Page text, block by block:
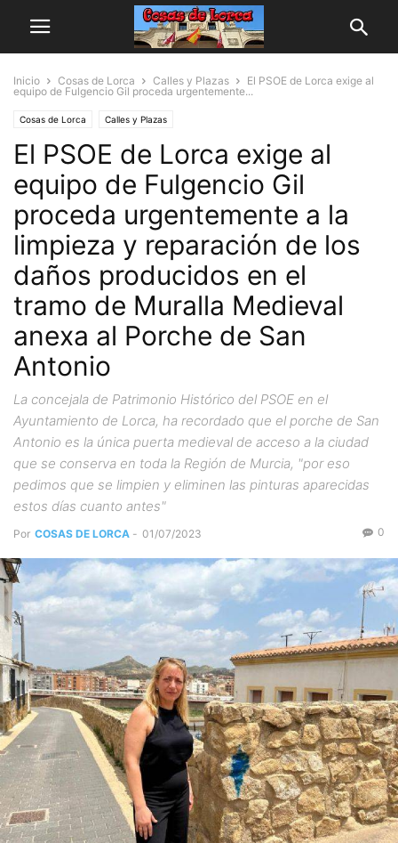
Inicio Cosas de Lorca Calles y Plazas
El PSOE de Lorca exige al
equipo de Fulgencio Gil proceda urgentemente...
Cosas de Lorca Calles y Plazas
El PSOE de Lorca exige al
equipo de Fulgencio Gil
proceda urgentemente a la
limpieza y reparación de los
daños producidos en el
tramo de Muralla Medieval
anexa al Porche de San
Antonio
La concejala de Patrimonio Histórico del PSOE en el
Ayuntamiento de Lorca, ha recordado que el porche de San
Antonio es la única puerta medieval de acceso a la ciudad
que se conserva en toda la Región de Murcia, "por eso
pedimos que se limpien y eliminen las pinturas aparecidas
estos días cuanto antes"
Por COSAS DE LORCA - 01/07/2023 0